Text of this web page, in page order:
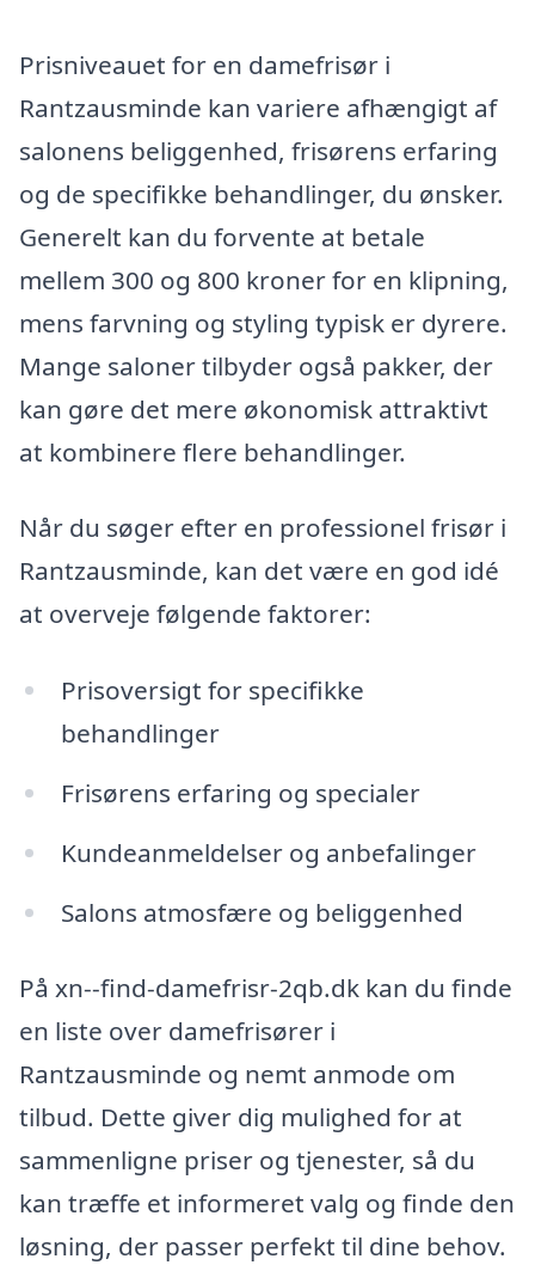
Prisniveauet for en damefrisør i
Rantzausminde kan variere afhængigt af
salonens beliggenhed, frisørens erfaring
og de specifikke behandlinger, du ønsker.
Generelt kan du forvente at betale
mellem 300 og 800 kroner for en klipning,
mens farvning og styling typisk er dyrere.
Mange saloner tilbyder også pakker, der
kan gøre det mere økonomisk attraktivt
at kombinere flere behandlinger.
Når du søger efter en professionel frisør i
Rantzausminde, kan det være en god idé
at overveje følgende faktorer:
Prisoversigt for specifikke
behandlinger
Frisørens erfaring og specialer
Kundeanmeldelser og anbefalinger
Salons atmosfære og beliggenhed
På xn--find-damefrisr-2qb.dk kan du finde
en liste over damefrisører i
Rantzausminde og nemt anmode om
tilbud. Dette giver dig mulighed for at
sammenligne priser og tjenester, så du
kan træffe et informeret valg og finde den
løsning, der passer perfekt til dine behov.